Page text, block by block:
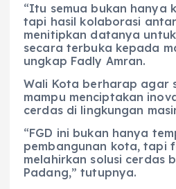
“Itu semua bukan hanya
tapi hasil kolaborasi
menitipkan datanya
secara terbuka kepada
ungkap Fadly Amran.
Wali Kota berharap agar
mampu menciptakan
cerdas di lingkungan
“FGD ini bukan hanya
pembangunan kota, tapi
melahirkan solusi cerdas
Padang,” tutupnya.